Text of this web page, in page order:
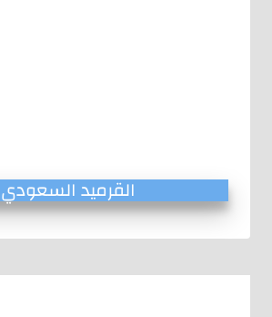
القرميد السعودي